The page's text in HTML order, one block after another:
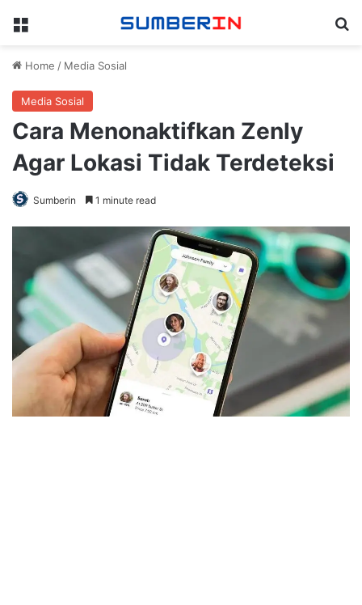
Menu
Home / Media Sosial
Media Sosial
Cara Menonaktifkan Zenly
Agar Lokasi Tidak Terdeteksi
Sumberin 1 minute read